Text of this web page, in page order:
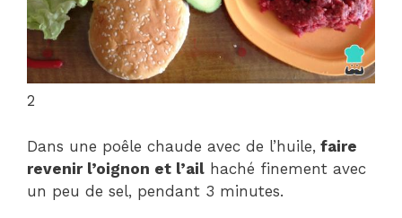
2
Dans une poêle chaude avec de l’huile, faire
revenir l’oignon et l’ail haché finement avec
un peu de sel, pendant 3 minutes.